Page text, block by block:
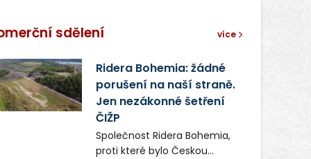
sdělení více
Ridera Bohemia: žádné
porušení na naší straně.
Jen nezákonné šetření
ČIŽP
Společnost Ridera Bohemia,
proti které bylo Českou